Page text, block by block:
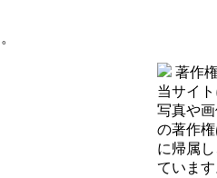
著作
当サイ
写真や
の著作権
に帰属
ています